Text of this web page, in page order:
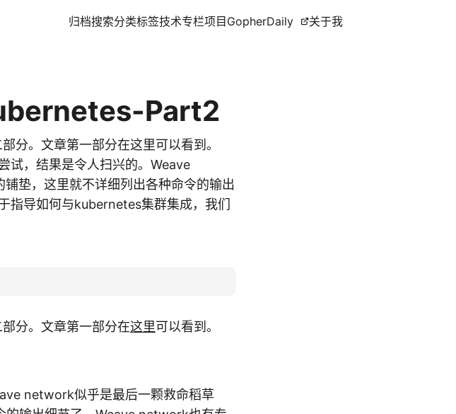
归档搜索分类标签技术专栏项目 GopherDaily 关于我
Part2
分。文章第一部分在这里可以看到。
，结果是令人扫兴的。Weave
垫，这里就不详细列出各种命令的输出
指导如何与kubernetes集群集成，我们
分。文章第一部分在这里可以看到。
network似乎是最后一颗救命稻草